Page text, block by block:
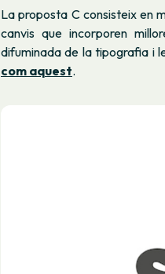
La proposta C consisteix en
canvis que incorporen
difuminada de la tipografia i
com aquest.